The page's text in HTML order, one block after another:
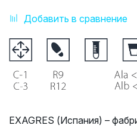
Добавить в сравнение
EXAGRES (Испания) –